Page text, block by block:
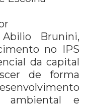
Brunini,
no IPS
da capital
de forma
ambiental e